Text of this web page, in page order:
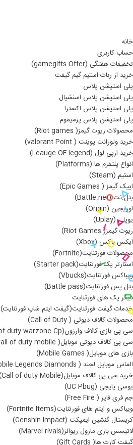
خانه
حساب کاربری
تخفیفات هفتگی (gamegifts Offer)
خرید از ربات استیم گیم گیفت
پلی استیشن پلاس
پلی استیشن پلاس اسنشیال
پلی استیشن پلاس اکسترا
پلی استیشن پلاس پرمیموم
محصولات ریوت گیمز( Riot games)
خرید ولورانت پوینت ( valorant Point)
خرید ارپی لول (Leauge OF legend)
انواع پلتفرم ها (Platforms)
استیم (Steam)
اپیک گیمز ( Epic Games)
بتل.نت (Battle.net)
اوریجین (Origin)
یوپلی (Uplay)
ریوت گیمز( Riot Games)
ایکس باکس (Xbox)
محصولات فورتنایت(Fortnite)
استارتر پک فورتنایت(Starter pack)
ویباکس فورتنایت(Vbucks)
بتل پس فورتنایت(Battle pass)
دیگر پک های فورتنایت
خدمات گیفت فورتنایت(گیفت ایتم شاپ فورتنایت)
محصولات کالاف دیوتی ( Call of Duty)
سی پی بازی کالاف وارزون(Call of duty warzone Cp)
سی پی کالاف دیوتی موبایل( Call of duty mobile)
بازی های موبایل( Mobile Games)
الماس موبایل لجند ( Mobile Legends Diamonds)
خرید سی پی کالاف موبایل(Call of duty Mobile)
یوسی پایجی (UC Pbug)
جم فری فایر ( Free Fire)
ویباکس و ایتم های فورتنایت(Fortnite Items)
کریستال گنشین ایمپکت (Genshin Impact)
لاتیسس بازی مارول ریوالز(Marvel rivals)
گیفت کارت ها( Gift Cards)